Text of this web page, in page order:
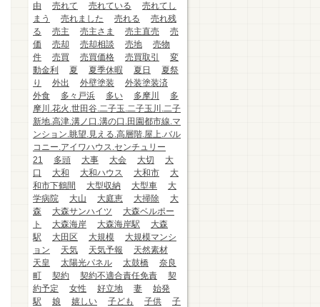
由
売れて 売れている
売れてし
まう
売れました 売れる
売れ残
る
売主 売主さま 売主直売
売
価
売却 売却相談 売地
売物
件
売買 売買価格 売買取引
変
動金利
夏 夏季休暇 夏日
夏祭
り
外出 外壁塗装
外装塗装済
外食
多々戸浜 多い 多摩川
多
摩川.花火.世田谷.二子玉.二子玉川.二子
新地.高津.溝ノ口.溝の口.田園都市線.マ
ンション.眺望.見える.高層階.屋上.バル
コニー.アイワハウス.センチュリー
21
多頭 大事 大会 大切
大
口
大和 大和ハウス 大和市
大
和市下鶴間
大型収納 大型車
大
学病院
大山 大庭恵 大掃除
大
森
大森サンハイツ
大森ベルポー
ト
大森海岸 大森海岸駅
大森
駅
大田区 大規模
大規模マンシ
ョン
天気 天気予報
天然素材
天皇
太陽光パネル 太鼓橋
奈良
町
契約 契約不適合責任免責
契
約予定
女性 好立地 妻
始発
駅
娘 嬉しい 子ども 子供
子